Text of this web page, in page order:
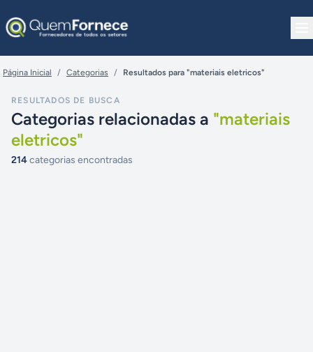
Página Inicial / Categorias / Resultados para "materiais eletricos"
RESULTADOS DE BUSCA
Categorias relacionadas a "materiais
eletricos"
214categorias encontradas